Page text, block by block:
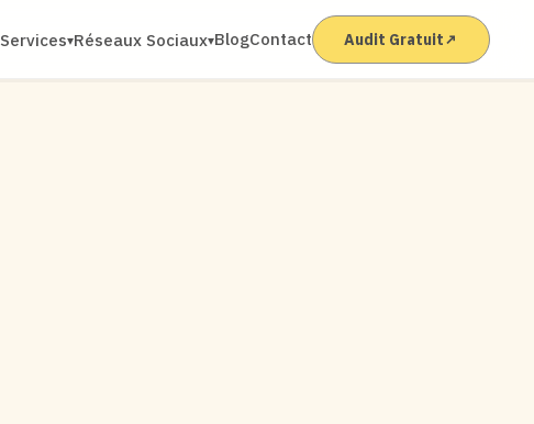
Services▾Réseaux Sociaux▾BlogContact Audit Gratuit↗